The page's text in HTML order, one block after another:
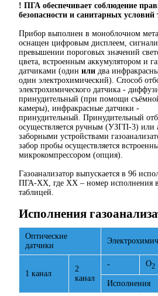
! ПГА обеспечивает соблюдение
безопасности и санитарных условий
Прибор выполнен в моноблочном
оснащен цифровым дисплеем,
превышении пороговых значений
цвета, встроенным аккумулятором и
датчиками (один или два
один электрохимический). Способ
электрохимического датчика -
принудительный (при помощи
камеры), инфракрасные датчики -
принудительный. Принудительный
осуществляется ручным (УЗГП-3) или
заборными устройствами
забор пробы осуществляется
микрокомпрессором (опция).
Газоанализатор выпускается в 96
ПГА-XX, где XX – номер исполнения в
таблицей.
Исполнения
Оптические
датчики
1 канал
2
канал
- О2
Исполнения